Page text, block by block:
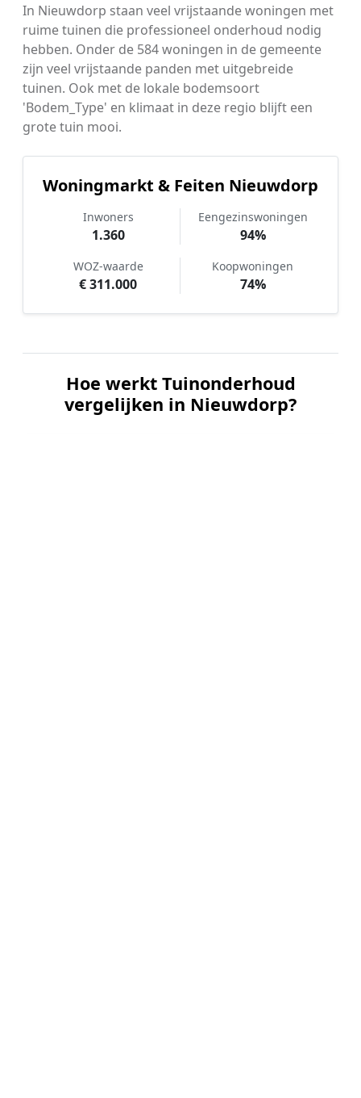
In Nieuwdorp staan veel vrijstaande woningen met
ruime tuinen die professioneel onderhoud nodig
hebben. Onder de 584 woningen in de gemeente
zijn veel vrijstaande panden met uitgebreide
tuinen. Ook met de lokale bodemsoort
'Bodem_Type' en klimaat in deze regio blijft een
grote tuin mooi.
Woningmarkt & Feiten Nieuwdorp
Inwoners
1.360
Eengezinswoningen
94%
WOZ-waarde
€ 311.000
Koopwoningen
74%
Hoe werkt Tuinonderhoud
vergelijken in Nieuwdorp?